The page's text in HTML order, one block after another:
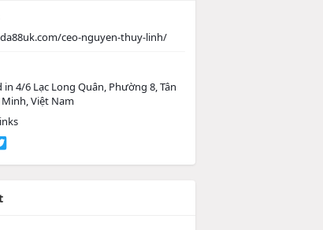
ceo-nguyen-thuy-linh/
in 4/6 Lạc Long Quân, Phường 8, Tân
Việt Nam